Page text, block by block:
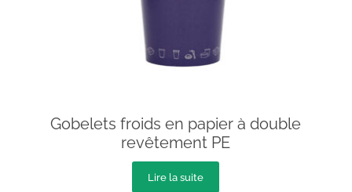
Gobelets froids en papier à double
revêtement PE
Lire la suite